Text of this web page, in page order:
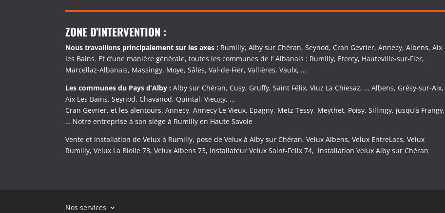
ZONE D’INTERVENTION :
Nous travaillons principalement sur les axes : Rumilly, Alby sur Chéran, Seynod, Cran Gevrier, Annecy, Albens, Aix
les Bains. Et d’une manière générale, toutes les communes de l’ Albanais : Rumilly, Etercy, Hauteville-sur-Fier,
Marcellaz-Albanais, Massingy, Moye, Sâles, Val-de-Fier, Vallières, Vaulx, …
Les communes du Pays d’Alby : Alby sur Chéran, Cusy, Gruffy, Saint Félix, Viuz La Chiesaz, … Albens, Grésy-sur-Aix,
Aix Les Bains, Seynod, Chavanod, Quintal, Vieugy, …
Cran Gevrier, et les alentours. Annecy, Annecy Le Vieux, Epagny, Metz Tessy, Meythet, Poisy, Sillingy, jusqu’à Frangy,
… Notre entreprise à son siège à Rumilly en Haute Savoie
Vente et installation de Velux à Rumilly, pose de Velux à Alby sur Chéran, Velux Albens, Velux EntreLacs, Velux
Rumilly, Velux La Biolle 73, Velux Albens 73, installateur Velux Saint-Felix 74, installation Velux Alby sur Chéran
Nos services